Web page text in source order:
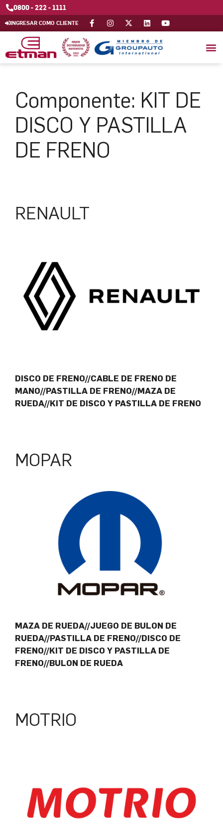
0800 - 222 - 1111
INGRESAR COMO CLIENTE
Componente: KIT DE
DISCO Y PASTILLA
DE FRENO
RENAULT
DISCO DE FRENO//CABLE DE FRENO DE
MANO//PASTILLA DE FRENO//MAZA DE
RUEDA//KIT DE DISCO Y PASTILLA DE FRENO
MOPAR
MAZA DE RUEDA//JUEGO DE BULON DE
RUEDA//PASTILLA DE FRENO//DISCO DE
FRENO//KIT DE DISCO Y PASTILLA DE
FRENO//BULON DE RUEDA
MOTRIO